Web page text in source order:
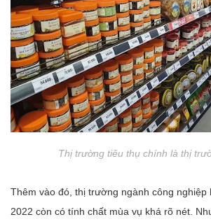
Thị trường tiêu thụ chính là thị
Thêm vào đó, thị trường ngành công nghiệp
2022 còn có tính chất mùa vụ khá rõ nét.